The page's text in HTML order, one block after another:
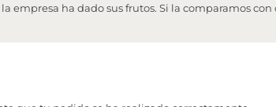
empresa ha dado sus frutos. Si la comparamos